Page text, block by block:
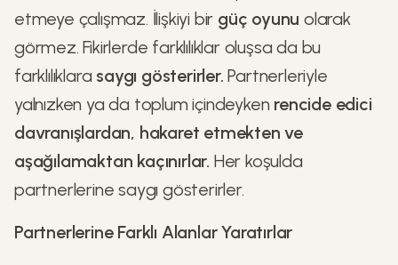
etmeye çalışmaz. İlişkiyi bir güç oyunuolarak
görmez. Fikirlerde farklılıklar oluşsa da bu
farklılıklara saygı gösterirler. Partnerleriyle
yalnızken ya da toplum içindeyken rencide edici
davranışlardan, hakaret etmekten ve
aşağılamaktan kaçınırlar. Her koşulda
partnerlerine saygı gösterirler.
Partnerlerine Farklı Alanlar Yaratırlar